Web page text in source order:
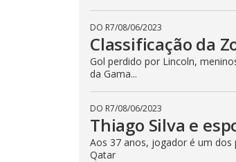
DO R7/08/06/2023
Classificação da
Gol perdido por Lincoln,
da Gama...
DO R7/08/06/2023
Thiago Silva e
Aos 37 anos, jogador é um
Qatar